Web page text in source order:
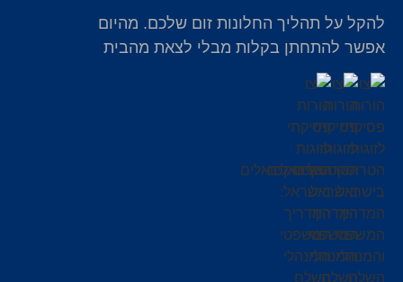
להקל על תהליך החלונות זום שלכם. מהיום
אפשר להתחתן בקלות מבלי לצאת מהבית